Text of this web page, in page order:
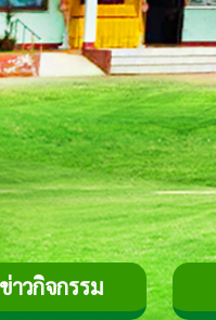
ข่าวกิจกรรม